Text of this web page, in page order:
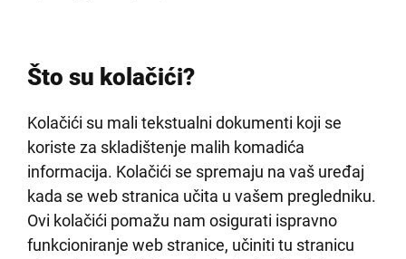
Što su kolačići?
Kolačići su mali tekstualni dokumenti koji se
koriste za skladištenje malih komadića
informacija. Kolačići se spremaju na vaš uređaj
kada se web stranica učita u vašem pregledniku.
Ovi kolačići pomažu nam osigurati ispravno
funkcioniranje web stranice, učiniti tu stranicu